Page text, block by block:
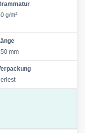
g/m²
mm